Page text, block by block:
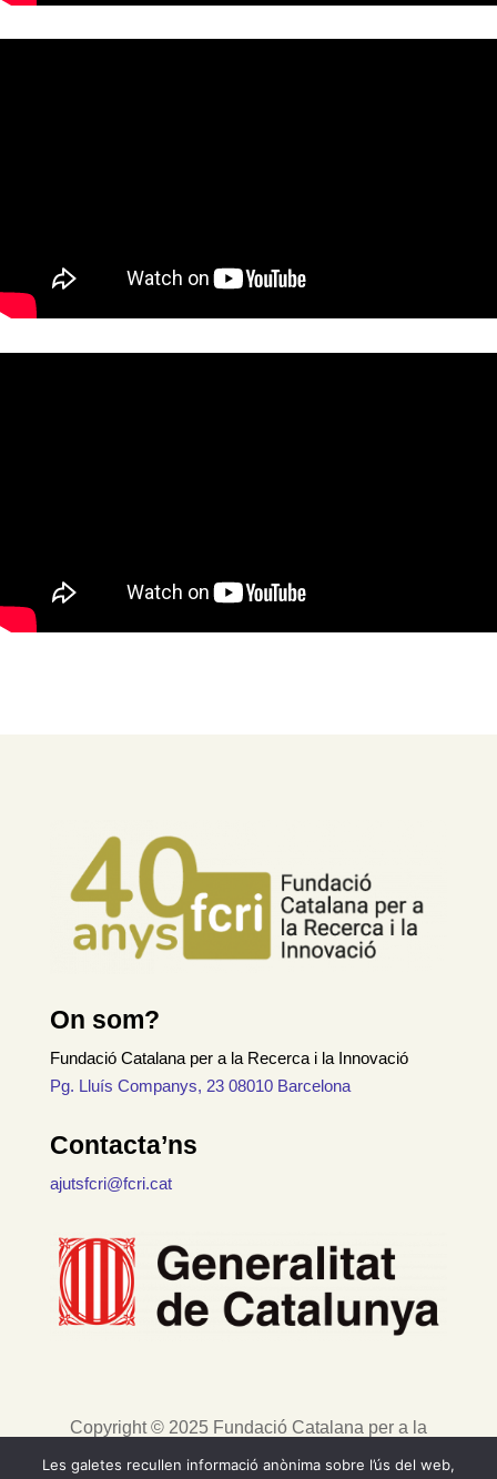
On som?
Fundació Catalana per a la Recerca i la Innovació
Pg. Lluís Companys, 23 08010 Barcelona
Contacta’ns
ajutsfcri@fcri.cat
Copyright © 2025 Fundació Catalana per a la
Recerca i la Innovació. Tots els drets reservats. |
Les galetes recullen informació anònima sobre l’ús del web,